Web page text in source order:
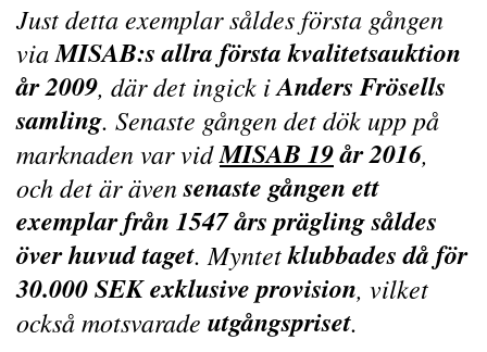
Just detta exemplar såldes första gången
viaMISAB:s allra första kvalitetsauktion
år 2009, där det ingick iAnders Frösells
samling. Senaste gången det dök upp på
marknaden var vidMISAB 19år 2016,
och det är ävensenaste gången ett
exemplar från 1547 års prägling såldes
över huvud taget. Myntetklubbades då för
30.000 SEK exklusive provision, vilket
också motsvarade utgångspriset.